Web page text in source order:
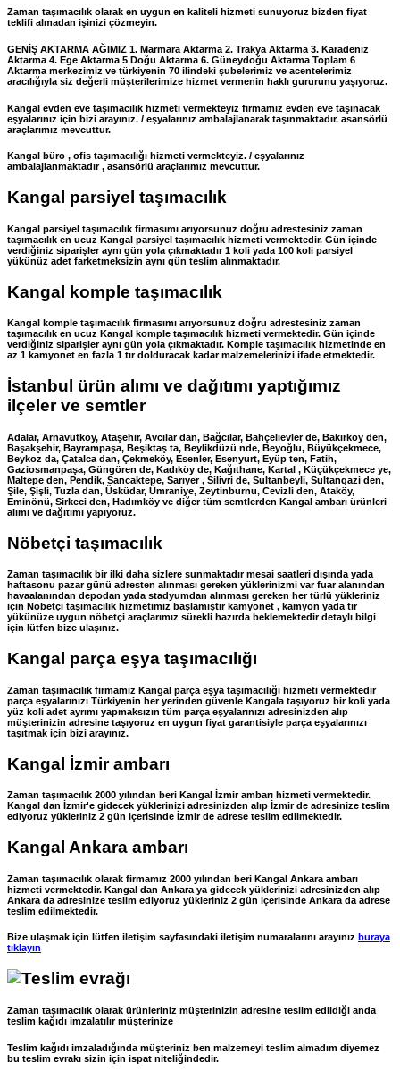
Zaman taşımacılık olarak en uygun en kaliteli hizmeti sunuyoruz bizden fiyat
teklifi almadan işinizi çözmeyin.
GENİŞ AKTARMA AĞIMIZ 1. Marmara Aktarma 2. Trakya Aktarma 3. Karadeniz
Aktarma 4. Ege Aktarma 5 Doğu Aktarma 6. Güneydoğu Aktarma Toplam 6
Aktarma merkezimiz ve türkiyenin 70 ilindeki şubelerimiz ve acentelerimiz
aracılığıyla siz değerli müşterilerimize hizmet vermenin haklı gururunu yaşıyoruz.
Kangal evden eve taşımacılık hizmeti vermekteyiz firmamız evden eve taşınacak
eşyalarınız için bizi arayınız. / eşyalarınız ambalajlanarak taşınmaktadır. asansörlü
araçlarımız mevcuttur.
Kangal büro , ofis taşımacılığı hizmeti vermekteyiz. / eşyalarınız
ambalajlanmaktadır , asansörlü araçlarımız mevcuttur.
Kangal parsiyel taşımacılık
Kangal parsiyel taşımacılık firmasımı arıyorsunuz doğru adrestesiniz zaman
taşımacılık en ucuz Kangal parsiyel taşımacılık hizmeti vermektedir. Gün içinde
verdiğiniz siparişler aynı gün yola çıkmaktadır 1 koli yada 100 koli parsiyel
yükünüz adet farketmeksizin aynı gün teslim alınmaktadır.
Kangal komple taşımacılık
Kangal komple taşımacılık firmasımı arıyorsunuz doğru adrestesiniz zaman
taşımacılık en ucuz Kangal komple taşımacılık hizmeti vermektedir. Gün içinde
verdiğiniz siparişler aynı gün yola çıkmaktadır. Komple taşımacılık hizmetinde en
az 1 kamyonet en fazla 1 tır dolduracak kadar malzemelerinizi ifade etmektedir.
İstanbul ürün alımı ve dağıtımı yaptığımız
ilçeler ve semtler
Adalar, Arnavutköy, Ataşehir, Avcılar dan, Bağcılar, Bahçelievler de, Bakırköy den,
Başakşehir, Bayrampaşa, Beşiktaş ta, Beylikdüzü nde, Beyoğlu, Büyükçekmece,
Beykoz da, Çatalca dan, Çekmeköy, Esenler, Esenyurt, Eyüp ten, Fatih,
Gaziosmanpaşa, Güngören de, Kadıköy de, Kağıthane, Kartal , Küçükçekmece ye,
Maltepe den, Pendik, Sancaktepe, Sarıyer , Silivri de, Sultanbeyli, Sultangazi den,
Şile, Şişli, Tuzla dan, Üsküdar, Ümraniye, Zeytinburnu, Cevizli den, Ataköy,
Eminönü, Sirkeci den, Hadımköy ve diğer tüm semtlerden Kangal ambarı ürünleri
alımı ve dağıtımı yapıyoruz.
Nöbetçi taşımacılık
Zaman taşımacılık bir ilki daha sizlere sunmaktadır mesai saatleri dışında yada
haftasonu pazar günü adresten alınması gereken yüklerinizmi var fuar alanından
havaalanından depodan yada stadyumdan alınması gereken her türlü yükleriniz
için Nöbetçi taşımacılık hizmetimiz başlamıştır kamyonet , kamyon yada tır
yükünüze uygun nöbetçi araçlarımız sürekli hazırda beklemektedir detaylı bilgi
için lütfen bize ulaşınız.
Kangal parça eşya taşımacılığı
Zaman taşımacılık firmamız Kangal parça eşya taşımacılığı hizmeti vermektedir
parça eşyalarınızı Türkiyenin her yerinden güvenle Kangala taşıyoruz bir koli yada
yüz koli adet ayrımı yapmaksızın tüm parça eşyalarınızı adresinizden alıp
müşterinizin adresine taşıyoruz en uygun fiyat garantisiyle parça eşyalarınızı
taşıtmak için bizi arayınız.
Kangal İzmir ambarı
Zaman taşımacılık 2000 yılından beri Kangal İzmir ambarı hizmeti vermektedir.
Kangal dan İzmir'e gidecek yüklerinizi adresinizden alıp İzmir de adresinize teslim
ediyoruz yükleriniz 2 gün içerisinde İzmir de adrese teslim edilmektedir.
Kangal Ankara ambarı
Zaman taşımacılık olarak firmamız 2000 yılından beri Kangal Ankara ambarı
hizmeti vermektedir. Kangal dan Ankara ya gidecek yüklerinizi adresinizden alıp
Ankara da adresinize teslim ediyoruz yükleriniz 2 gün içerisinde Ankara da adrese
teslim edilmektedir.
Bize ulaşmak için lütfen iletişim sayfasındaki iletişim numaralarını arayınız buraya
tıklayın
Zaman taşımacılık olarak ürünleriniz müşterinizin adresine teslim edildiği anda
teslim kağıdı imzalatılır müşterinize
Teslim kağıdı imzaladığında müşteriniz ben malzemeyi teslim almadım diyemez
bu teslim evrakı sizin için ispat niteliğindedir.